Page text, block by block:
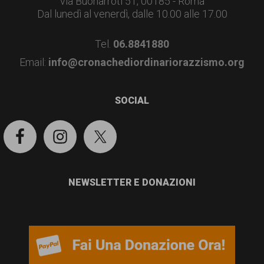
Dal lunedì al venerdì, dalle 10.00 alle 17.00
Tel. 06.8841880
Email: info@cronachediordinariorazzismo.org
SOCIAL
NEWSLETTER E DONAZIONI